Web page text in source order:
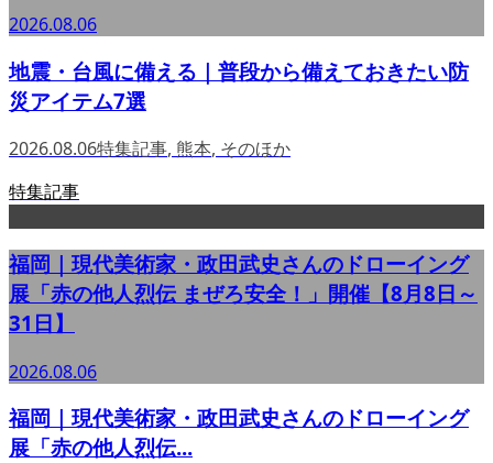
2026.08.06
地震・台風に備える｜普段から備えておきたい防
災アイテム7選
2026.08.06特集記事, 熊本, そのほか
特集記事
福岡｜現代美術家・政田武史さんのドローイング
展「赤の他人烈伝 まぜろ安全！」開催【8月8日～
31日】
2026.08.06
福岡｜現代美術家・政田武史さんのドローイング
展「赤の他人烈伝...